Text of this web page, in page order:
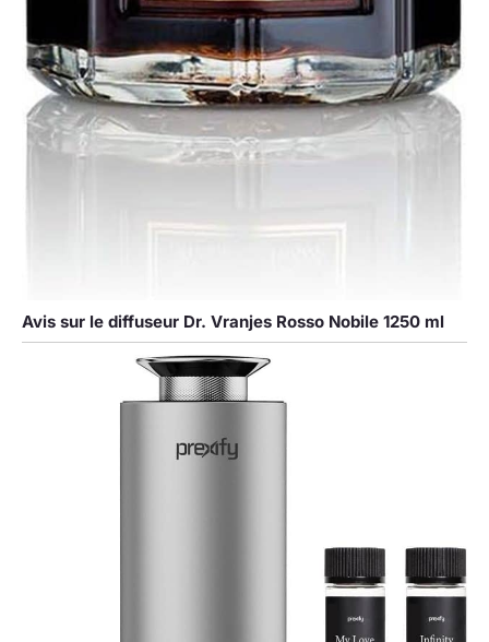
Avis sur le diffuseur Dr. Vranjes Rosso Nobile 1250 ml